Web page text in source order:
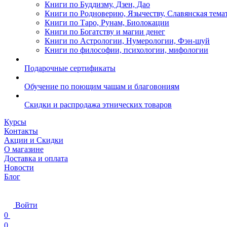
Книги по Буддизму, Дзен, Дао
Книги по Родноверию, Язычеству, Славянская
Книги по Таро, Рунам, Биолокации
Книги по Богатству и магии денег
Книги по Астрологии, Нумерологии, Фэн-шуй
Книги по философии, психологии, мифологии
Подарочные сертификаты
Обучение по поющим чашам и благовониям
Скидки и распродажа этнических товаров
Курсы
Контакты
Акции и Скидки
О магазине
Доставка и оплата
Новости
Блог
Войти
0
0